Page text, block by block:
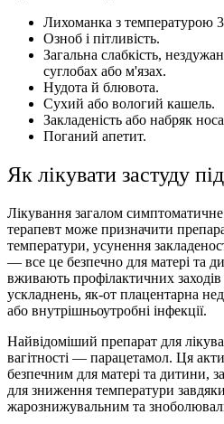
Лихоманка з температурою
Озноб і пітливість.
Загальна слабкість,
суглобах або м'язах.
Нудота й блювота.
Сухий або вологий кашель.
Закладеність або набряк
Поганий апетит.
Як лікувати застуду
Лікування загалом
терапевт може призначити
температури, усунення
— все це безпечно для матері та
вживають профілактичних
ускладнень, як-от плацентарна
або внутрішньоутробні інфекції.
Найвідоміший препарат для
вагітності — парацетамол. Ця
безпечним для матері та дитини,
для зниження температури
жарознижувальним та